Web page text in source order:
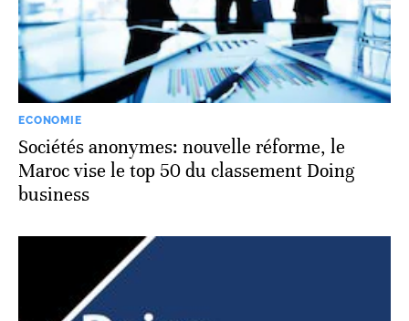
ECONOMIE
Sociétés anonymes: nouvelle réforme, le
Maroc vise le top 50 du classement Doing
business